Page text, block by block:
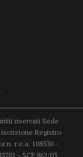
.
riservati Sede
iscrizione Registro
n. r.e.a. 108530 -
- SCF 862/03